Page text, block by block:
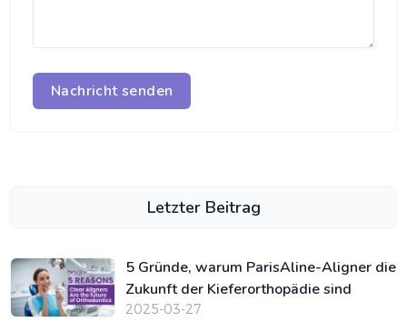
Nachricht senden
Letzter Beitrag
5 Gründe, warum ParisAline-Aligner die
Zukunft der Kieferorthopädie sind
2025-03-27